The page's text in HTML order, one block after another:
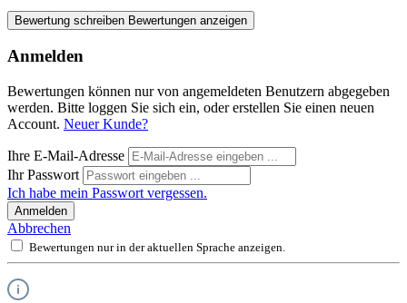
Bewertung schreiben Bewertungen anzeigen
Anmelden
Bewertungen können nur von angemeldeten Benutzern abgegeben
werden. Bitte loggen Sie sich ein, oder erstellen Sie einen neuen
Account. Neuer Kunde?
Ihre E-Mail-Adresse
Ihr Passwort
Ich habe mein Passwort vergessen.
Anmelden
Abbrechen
Bewertungen nur in der aktuellen Sprache anzeigen.